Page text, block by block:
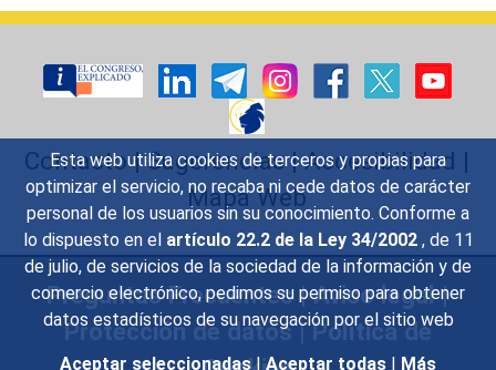
Esta web utiliza cookies de terceros y propias para
optimizar el servicio, no recaba ni cede datos de carácter
personal de los usuarios sin su conocimiento. Conforme a
lo dispuesto en el artículo 22.2 de la Ley 34/2002 , de 11
de julio, de servicios de la sociedad de la información y de
comercio electrónico, pedimos su permiso para obtener
datos estadísticos de su navegación por el sitio web
Aceptar seleccionadas | Aceptar todas | Más
Contacto|Sugerencias|Accesibilidad |
Mapa Web
Preguntas Frecuentes|Aviso legal|
Protección de datos|Política de